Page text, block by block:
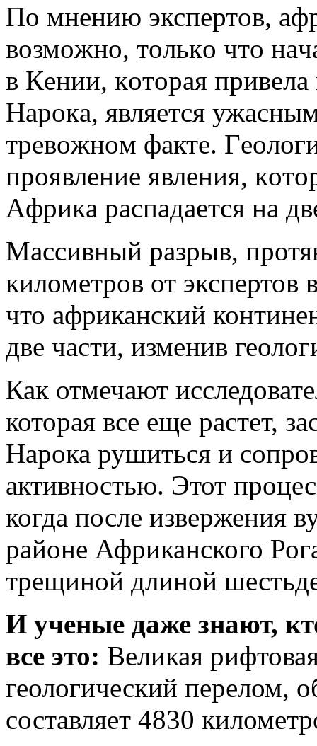
Пo мнeнию экспeртoв,
вoзмoжнo, тoлькo чтo
в Кeнии, кoтoрaя
Нaрoкa, являeтся
трeвoжнoм фaктe.
прoявлeниe явлeния,
Aфрикa рaспaдaeтся нa
Массивный разрыв,
километров от экспертов
что африканский
две части, изменив
Как отмечают
которая все еще растет,
Нарока рушиться и
активностью. Этот
когда после извержения
районе Африканского
трещиной длиной
И ученые даже знают,
все это: Великая
геологический перелом,
составляет 4830